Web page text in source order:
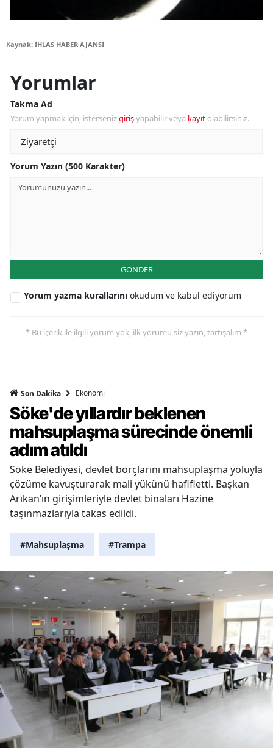
Kaynak: İHLAS HABER AJANSI
Yorumlar
Takma Ad
Yorum yapmak için, istersenizgirişyapabilir veya kayıt olabilirsiniz.
Yorum Yazın (500 Karakter)
GÖNDER
Yorum yazma kurallarını okudum ve kabul ediyorum
* Bu içerik ile ilgili yorum yok, ilk yorumu siz yazın, tartışalım *
Son Dakika Ekonomi
Söke'de yıllardır beklenen
mahsuplaşma sürecinde önemli
adım atıldı
Söke Belediyesi, devlet borçlarını mahsuplaşma yoluyla
çözüme kavuşturarak mali yükünü hafifletti. Başkan
Arıkan’ın girişimleriyle devlet binaları Hazine
taşınmazlarıyla takas edildi.
#Mahsuplaşma #Trampa